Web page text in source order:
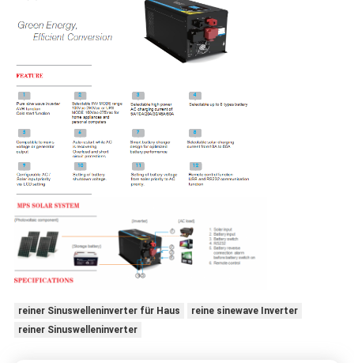
reiner Sinuswelleninverter für Haus
reine sinewave Inverter
reiner Sinuswelleninverter